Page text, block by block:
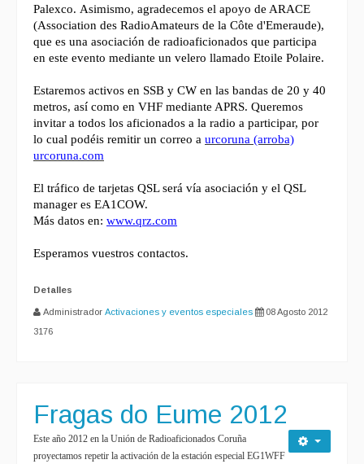
Palexco. Asimismo, agradecemos el apoyo de ARACE
(Association des RadioAmateurs de la Côte d'Emeraude),
que es una asociación de radioaficionados que participa
en este evento mediante un velero llamado Etoile Polaire.
Estaremos activos en SSB y CW en las bandas de 20 y 40
metros, así como en VHF mediante APRS. Queremos
invitar a todos los aficionados a la radio a participar, por
lo cual podéis remitir un correo a urcoruna (arroba)
urcoruna.com
El tráfico de tarjetas QSL será vía asociación y el QSL
manager es EA1COW.
Más datos en: www.qrz.com
Esperamos vuestros contactos.
Detalles
Administrador Activaciones y eventos especiales
08 Agosto 2012
3176
Fragas do Eume 2012
Este año 2012 en la Unión de Radioaficionados Coruña
proyectamos repetir la activación de la estación especial EG1WFF